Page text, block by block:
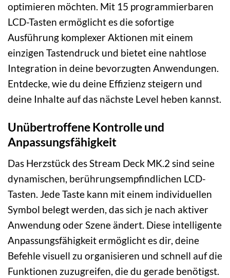
optimieren möchten. Mit 15 programmierbaren
LCD-Tasten ermöglicht es die sofortige
Ausführung komplexer Aktionen mit einem
einzigen Tastendruck und bietet eine nahtlose
Integration in deine bevorzugten Anwendungen.
Entdecke, wie du deine Effizienz steigern und
deine Inhalte auf das nächste Level heben kannst.
Unübertroffene Kontrolle und
Anpassungsfähigkeit
Das Herzstück des Stream Deck MK.2 sind seine
dynamischen, berührungsempfindlichen LCD-
Tasten. Jede Taste kann mit einem individuellen
Symbol belegt werden, das sich je nach aktiver
Anwendung oder Szene ändert. Diese intelligente
Anpassungsfähigkeit ermöglicht es dir, deine
Befehle visuell zu organisieren und schnell auf die
Funktionen zuzugreifen, die du gerade benötigst.